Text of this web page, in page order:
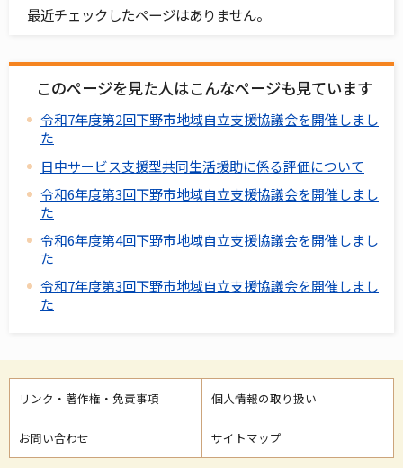
最近チェックしたページはありません。
このページを見た人はこんなページも見ています
令和7年度第2回下野市地域自立支援協議会を開催しまし
た
日中サービス支援型共同生活援助に係る評価について
令和6年度第3回下野市地域自立支援協議会を開催しまし
た
令和6年度第4回下野市地域自立支援協議会を開催しまし
た
令和7年度第3回下野市地域自立支援協議会を開催しまし
た
リンク・著作権・免責事項 個人情報の取り扱い
お問い合わせ サイトマップ